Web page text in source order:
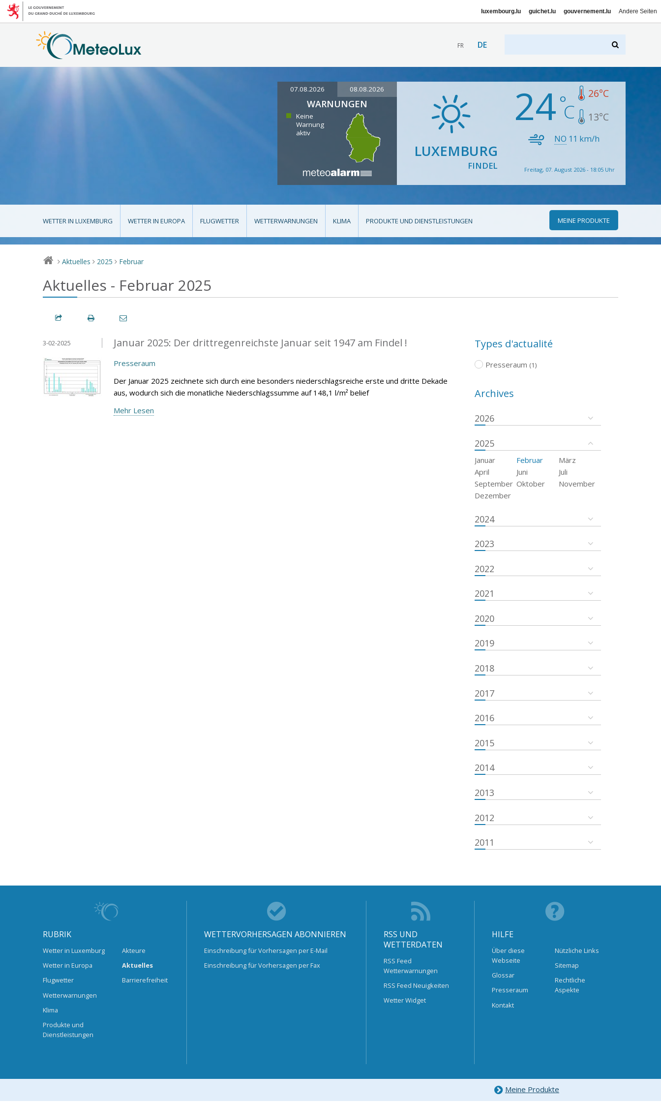
luxembourg.lu guichet.lu gouvernement.lu Andere Seiten
FR DE
07.08.2026 08.08.2026
WARNUNGEN
Keine
Warnung
aktiv
LUXEMBURG
FINDEL
24 26°C
13°C
NO 11 km/h
Freitag, 07. August 2026 - 18:05 Uhr
WETTER IN LUXEMBURG WETTER IN EUROPA FLUGWETTER WETTERWARNUNGEN KLIMA PRODUKTE UND DIENSTLEISTUNGEN MEINE PRODUKTE
> Aktuelles > 2025 > Februar
Aktuelles - Februar 2025
Januar 2025: Der drittregenreichste Januar seit 1947 am Findel !
3-02-2025
Presseraum
Der Januar 2025 zeichnete sich durch eine besonders niederschlagsreiche erste und dritte Dekade
aus, wodurch sich die monatliche Niederschlagssumme auf 148,1 l/m² belief
Mehr Lesen
Types d'actualité
Presseraum (1)
Archives
2026
2025
Januar Februar
März
April
Juni
Juli
September Oktober
November
Dezember
2024
2023
2022
2021
2020
2019
2018
2017
2016
2015
2014
2013
2012
2011
RUBRIK
Wetter in Luxemburg
Wetter in Europa
Flugwetter
Wetterwarnungen
Klima
Produkte und
Dienstleistungen
Akteure
Aktuelles
Barrierefreiheit
WETTERVORHERSAGEN ABONNIEREN
Einschreibung für Vorhersagen per E-Mail
Einschreibung für Vorhersagen per Fax
RSS UND
WETTERDATEN
RSS Feed
Wetterwarnungen
RSS Feed Neuigkeiten
Wetter Widget
HILFE
Über diese
Webseite
Glossar
Presseraum
Kontakt
Nützliche Links
Sitemap
Rechtliche
Aspekte
Meine Produkte